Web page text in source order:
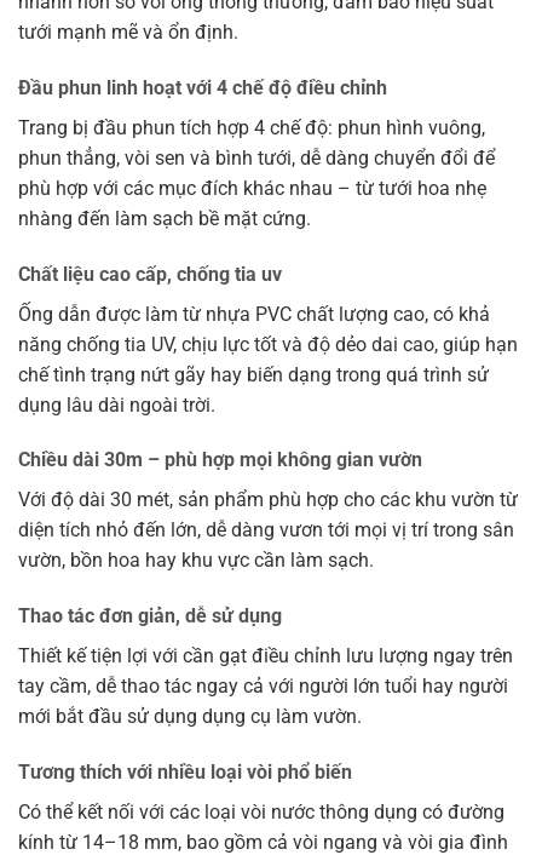
tưới mạnh mẽ và ổn định.
Đầu phun linh hoạt với 4 chế độ điều chỉnh
Trang bị đầu phun tích hợp 4 chế độ: phun hình vuông,
phun thẳng, vòi sen và bình tưới, dễ dàng chuyển đổi để
phù hợp với các mục đích khác nhau – từ tưới hoa nhẹ
nhàng đến làm sạch bề mặt cứng.
Chất liệu cao cấp, chống tia uv
Ống dẫn được làm từ nhựa PVC chất lượng cao, có khả
năng chống tia UV, chịu lực tốt và độ dẻo dai cao, giúp hạn
chế tình trạng nứt gãy hay biến dạng trong quá trình sử
dụng lâu dài ngoài trời.
Chiều dài 30m – phù hợp mọi không gian vườn
Với độ dài 30 mét, sản phẩm phù hợp cho các khu vườn từ
diện tích nhỏ đến lớn, dễ dàng vươn tới mọi vị trí trong sân
vườn, bồn hoa hay khu vực cần làm sạch.
Thao tác đơn giản, dễ sử dụng
Thiết kế tiện lợi với cần gạt điều chỉnh lưu lượng ngay trên
tay cầm, dễ thao tác ngay cả với người lớn tuổi hay người
mới bắt đầu sử dụng dụng cụ làm vườn.
Tương thích với nhiều loại vòi phổ biến
Có thể kết nối với các loại vòi nước thông dụng có đường
kính từ 14–18 mm, bao gồm cả vòi ngang và vòi gia đình